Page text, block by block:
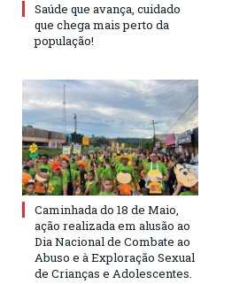
Saúde que avança, cuidado
que chega mais perto da
população!
Caminhada do 18 de Maio,
ação realizada em alusão ao
Dia Nacional de Combate ao
Abuso e à Exploração Sexual
de Crianças e Adolescentes.